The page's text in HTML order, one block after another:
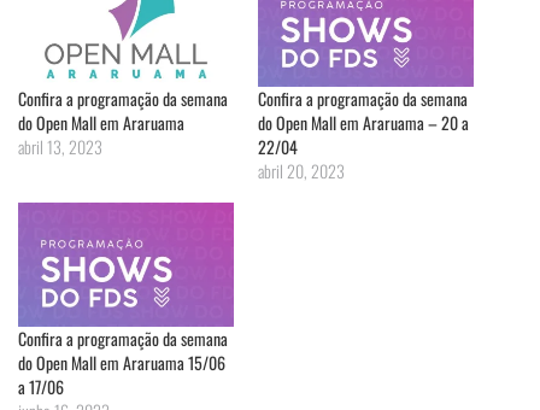
Confira a programação da semana
do Open Mall em Araruama
abril 13, 2023
Confira a programação da semana
do Open Mall em Araruama – 20 a
22/04
abril 20, 2023
Confira a programação da semana
do Open Mall em Araruama 15/06
a 17/06